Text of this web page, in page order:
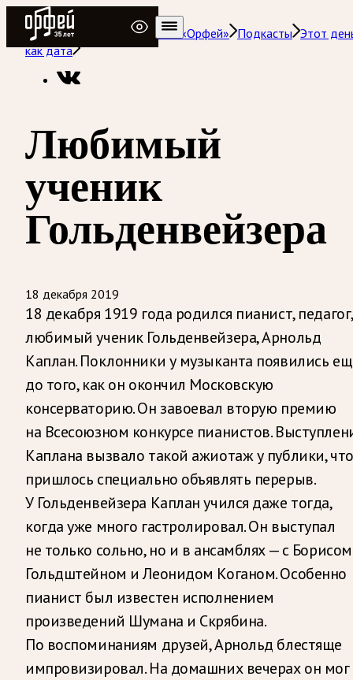
Радио Орфей
Радио классической музыки «Орфей» Подкасты Этот
как дата
Любимый
ученик
Гольденвейзера
18 декабря 2019
18 декабря 1919 года родился пианист, педагог,
любимый ученик Гольденвейзера, Арнольд
Каплан. Поклонники у музыканта появились
до того, как он окончил Московскую
консерваторию. Он завоевал вторую премию
на Всесоюзном конкурсе пианистов.
Каплана вызвало такой ажиотаж у публики, что
пришлось специально объявлять перерыв.
У Гольденвейзера Каплан учился даже тогда,
когда уже много гастролировал. Он выступал
не только сольно, но и в ансамблях — с Борисом
Гольдштейном и Леонидом Коганом. Особенно
пианист был известен исполнением
произведений Шумана и Скрябина.
По воспоминаниям друзей, Арнольд блестяще
импровизировал. На домашних вечерах он мог